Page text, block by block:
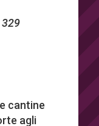
329
cantine
agli